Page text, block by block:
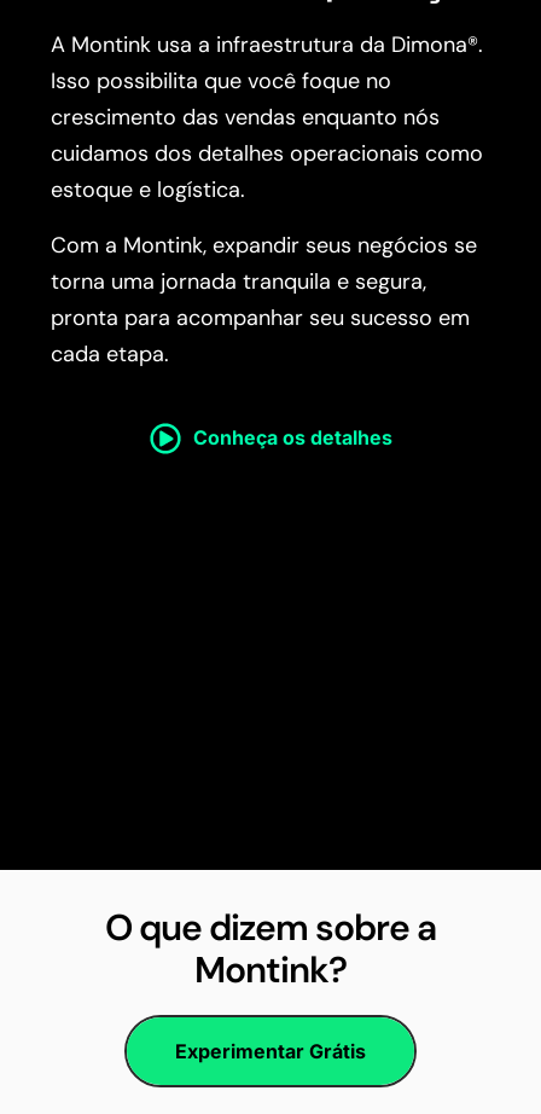
A Montink usa a infraestrutura da Dimona®.
Isso possibilita que você foque no
crescimento das vendas enquanto nós
cuidamos dos detalhes operacionais como
estoque e logística.
Com a Montink, expandir seus negócios se
torna uma jornada tranquila e segura,
pronta para acompanhar seu sucesso em
cada etapa.
Conheça os detalhes
O que dizem sobre a
Montink?
Experimentar Grátis